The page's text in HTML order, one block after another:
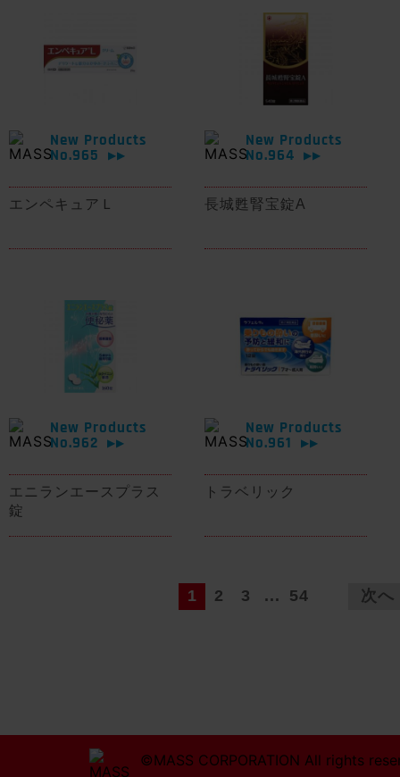
New Products
No.965
▶▶
エンペキュアＬ
New Products
No.964
▶▶
長城甦腎宝錠A
New Products
No.962
▶▶
エニランエースプラス
錠
New Products
No.961
▶▶
トラベリック
1 2 3 ... 54 次
©MASS CORPORATION All rights